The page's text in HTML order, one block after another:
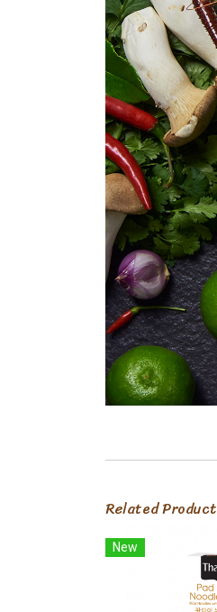
Related Product
New